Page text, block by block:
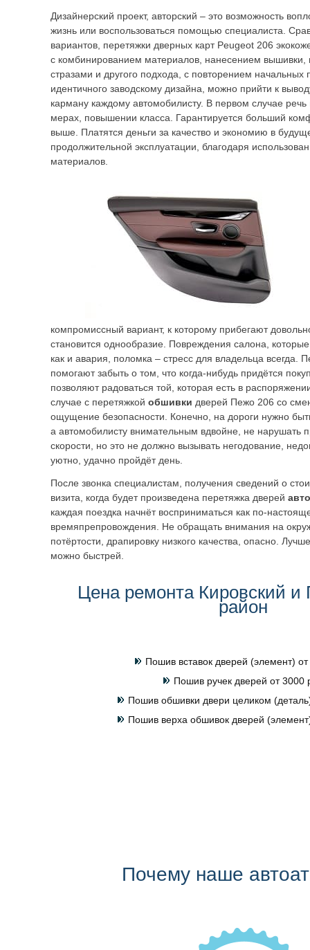
Дизайнерский проект, авторский – это возможность
жизнь или воспользоваться помощью специалиста.
вариантов, перетяжки дверных карт Peugeot 206
с комбинированием материалов, нанесением вышивки,
стразами и другого подхода, с повторением начальных
идентичного заводскому дизайна, можно прийти к
карману каждому автомобилисту. В первом случае
мерах, повышении класса. Гарантируется больший
выше. Платятся деньги за качество и экономию в
продолжительной эксплуатации, благодаря
материалов.
компромиссный вариант, к которому прибегают
становится однообразие. Повреждения салона,
как и авария, поломка – стресс для владельца всегда.
помогают забыть о том, что когда-нибудь придётся
позволяют радоваться той, которая есть в
случае с перетяжкой обшивки дверей Пежо 206 со
ощущение безопасности. Конечно, на дороги нужно
а автомобилисту внимательным вдвойне, не нарушать
скорости, но это не должно вызывать негодование,
уютно, удачно пройдёт день.
После звонка специалистам, получения сведений о
визита, когда будет произведена перетяжка дверей
каждая поездка начнёт восприниматься как по-
времяпрепровождения. Не обращать внимания на
потёртости, драпировку низкого качества, опасно.
можно быстрей.
Цена ремонта Кировский и
район
Пошив вставок дверей (элемент)
Пошив ручек дверей от 3000
Пошив обшивки двери целиком
Пошив верха обшивок дверей
Почему наше